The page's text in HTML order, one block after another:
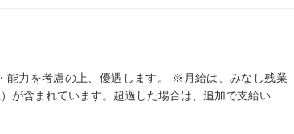
能力を考慮の上、優遇します。 ※月給は、みなし残業
が含まれています。超過した場合は、追加で支給い...